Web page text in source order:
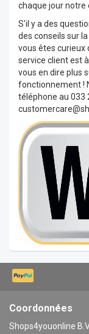
chaque jour
S'il y a des
des conseils sur
vous êtes curieux
service client est
vous en dire plus
fonctionnement !
téléphone au 033
Coordonnées
Shops4youonline